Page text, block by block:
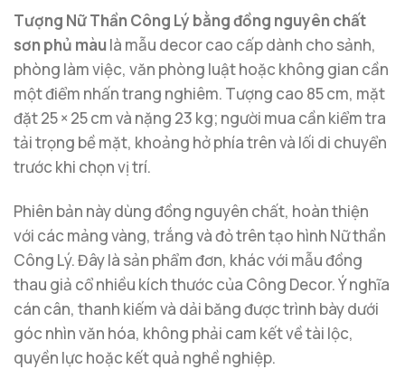
Tượng Nữ Thần Công Lý bằng đồng nguyên chất
sơn phủ màulà mẫu decor cao cấp dành cho sảnh,
phòng làm việc, văn phòng luật hoặc không gian cần
một điểm nhấn trang nghiêm. Tượng cao 85 cm, mặt
đặt 25 × 25 cm và nặng 23 kg; người mua cần kiểm tra
tải trọng bề mặt, khoảng hở phía trên và lối di chuyển
trước khi chọn vị trí.
Phiên bản này dùng đồng nguyên chất, hoàn thiện
với các mảng vàng, trắng và đỏ trên tạo hình Nữ thần
Công Lý. Đây là sản phẩm đơn, khác với mẫu đồng
thau giả cổ nhiều kích thước của Công Decor. Ý nghĩa
cán cân, thanh kiếm và dải băng được trình bày dưới
góc nhìn văn hóa, không phải cam kết về tài lộc,
quyền lực hoặc kết quả nghề nghiệp.